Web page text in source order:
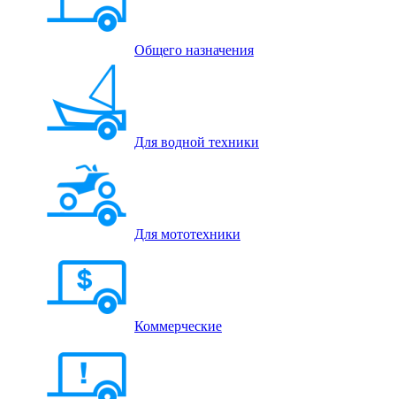
Общего назначения
Для водной техники
Для мототехники
Коммерческие